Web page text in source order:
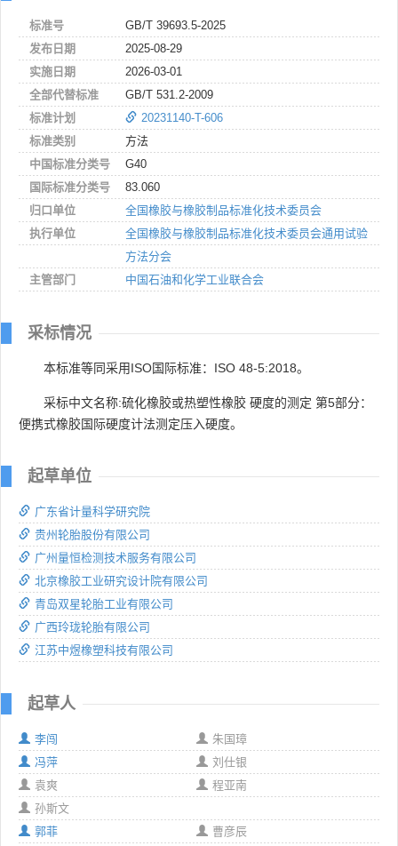
标准号
GB/T 39693.5-2025
发布日期
2025-08-29
实施日期
2026-03-01
全部代替标准
GB/T 531.2-2009
标准计划
20231140-T-606
标准类别
方法
中国标准分类号
G40
国际标准分类号
83.060
归口单位
全国橡胶与橡胶制品标准化技术委员会
执行单位
全国橡胶与橡胶制品标准化技术委员会通用试验
方法分会
主管部门
中国石油和化学工业联合会
采标情况
本标准等同采用ISO国际标准：ISO 48-5:2018。
采标中文名称:硫化橡胶或热塑性橡胶 硬度的测定 第5部分：
便携式橡胶国际硬度计法测定压入硬度。
起草单位
广东省计量科学研究院
贵州轮胎股份有限公司
广州量恒检测技术服务有限公司
北京橡胶工业研究设计院有限公司
青岛双星轮胎工业有限公司
广西玲珑轮胎有限公司
江苏中煜橡塑科技有限公司
起草人
李闯
朱国璋
冯萍
刘仕银
袁爽
程亚南
孙斯文
郭菲
曹彦辰